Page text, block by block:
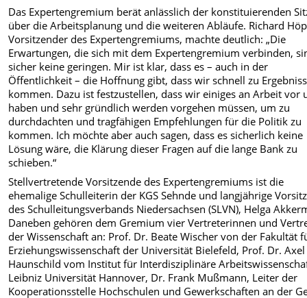
Das Expertengremium berät anlässlich der konstituierenden
über die Arbeitsplanung und die weiteren Abläufe. Richard
Vorsitzender des Expertengremiums, machte deutlich: „Die
Erwartungen, die sich mit dem Expertengremium verbinden,
sicher keine geringen. Mir ist klar, dass es – auch in der
Öffentlichkeit – die Hoffnung gibt, dass wir schnell zu
kommen. Dazu ist festzustellen, dass wir einiges an Arbeit vor
haben und sehr gründlich werden vorgehen müssen, um zu
durchdachten und tragfähigen Empfehlungen für die Politik zu
kommen. Ich möchte aber auch sagen, dass es sicherlich keine
Lösung wäre, die Klärung dieser Fragen auf die lange Bank zu
schieben.“
Stellvertretende Vorsitzende des Expertengremiums ist die
ehemalige Schulleiterin der KGS Sehnde und langjährige
des Schulleitungsverbands Niedersachsen (SLVN), Helga
Daneben gehören dem Gremium vier Vertreterinnen und
der Wissenschaft an: Prof. Dr. Beate Wischer von der Fakultät
Erziehungswissenschaft der Universität Bielefeld, Prof. Dr. Axel
Haunschild vom Institut für Interdisziplinäre
Leibniz Universität Hannover, Dr. Frank Mußmann, Leiter der
Kooperationsstelle Hochschulen und Gewerkschaften an der